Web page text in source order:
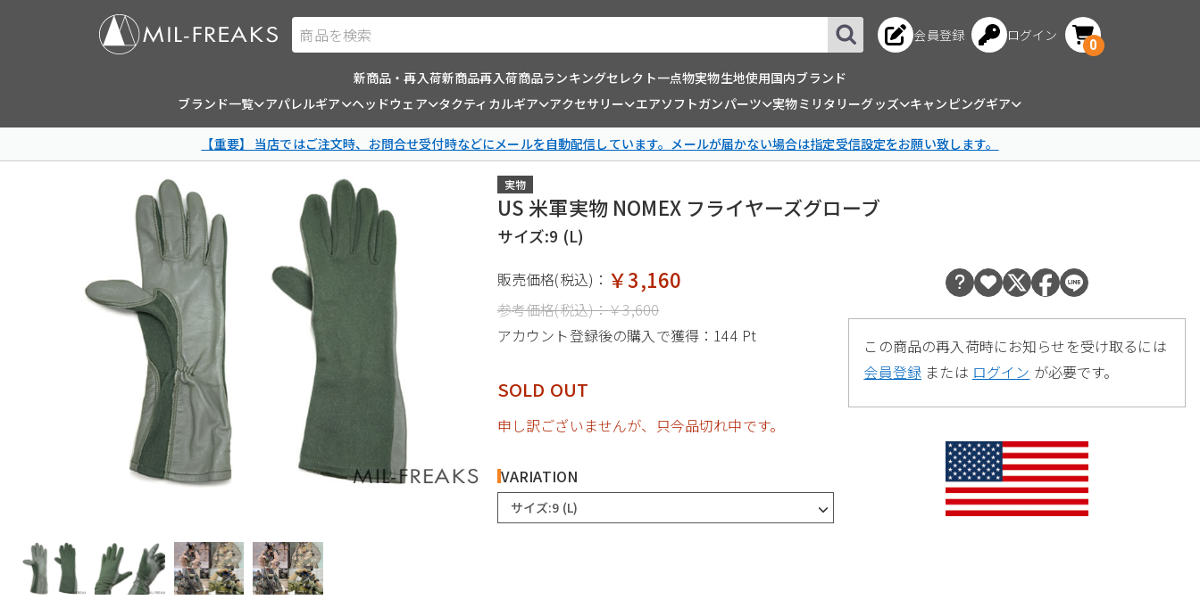
商品を検索 会員登録 ログイン
0
新商品・再入荷新商品再入荷商品ランキングセレクト一点物実物生地使用国内ブランド
ブランド一覧
アパレルギア ヘッドウェア タクティカルギア アクセサリー エアソフトガンパーツ 実物ミリタリーグッズ キャンピングギア
【重要】 当店ではご注文時、お問合せ受付時などにメールを自動配信しています。メールが届かない場合は指定受信設定をお願い致します。
実物
US 米軍実物 NOMEX フライヤーズグローブ
サイズ:9 (L)
販売価格(税込)： ￥3,160
参考価格(税込)：￥3,600
アカウント登録後の購入で獲得： 144 Pt
SOLD OUT
申し訳ございませんが、只今品切れ中です。
VARIATION
サイズ:9 (L)
この商品の再入荷時にお知らせを受け取るには
会員登録 または ログイン が必要です。